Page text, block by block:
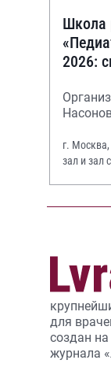
Школа
2026:
г.
зал и зал
для
создан
журнала